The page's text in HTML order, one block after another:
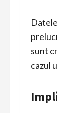
sunt
cazul